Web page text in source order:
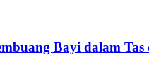
Bayi dalam Tas